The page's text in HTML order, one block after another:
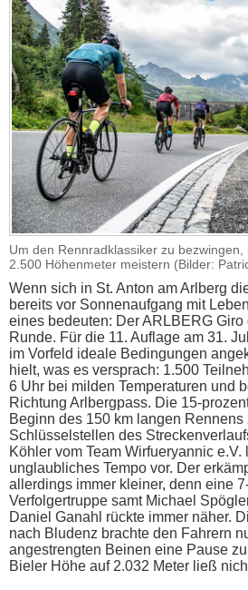
Um den Rennradklassiker zu
2.500 Höhenmeter meistern (Bilder:
Wenn sich in St. Anton am Arlberg
bereits vor Sonnenaufgang mit
eines bedeuten: Der ARLBERG
Runde. Für die 11. Auflage am 31.
im Vorfeld ideale Bedingungen
hielt, was es versprach: 1.500
6 Uhr bei milden Temperaturen und
Richtung Arlbergpass. Die 15-
Beginn des 150 km langen Rennens
Schlüsselstellen des
Köhler vom Team Wirfueryannic e.V.
unglaubliches Tempo vor. Der
allerdings immer kleiner, denn eine
Verfolgertruppe samt Michael
Daniel Ganahl rückte immer näher.
nach Bludenz brachte den Fahrern
angestrengten Beinen eine Pause
Bieler Höhe auf 2.032 Meter ließ